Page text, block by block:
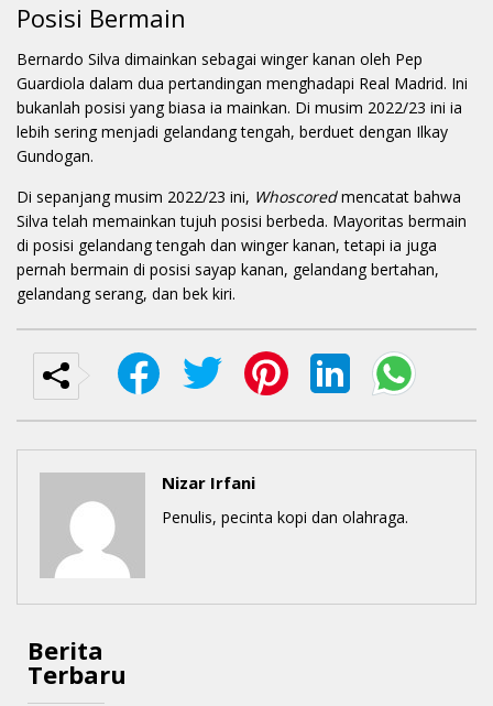
Posisi Bermain
Bernardo Silva dimainkan sebagai winger kanan oleh Pep
Guardiola dalam dua pertandingan menghadapi Real Madrid. Ini
bukanlah posisi yang biasa ia mainkan. Di musim 2022/23 ini ia
lebih sering menjadi gelandang tengah, berduet dengan Ilkay
Gundogan.
Di sepanjang musim 2022/23 ini, Whoscoredmencatat bahwa
Silva telah memainkan tujuh posisi berbeda. Mayoritas bermain
di posisi gelandang tengah dan winger kanan, tetapi ia juga
pernah bermain di posisi sayap kanan, gelandang bertahan,
gelandang serang, dan bek kiri.
Nizar Irfani
Penulis, pecinta kopi dan olahraga.
Berita
Terbaru